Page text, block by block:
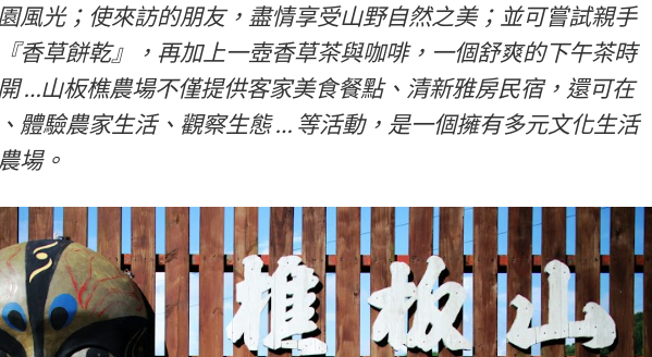
風光；使來訪的朋友，盡情享受山野自然之美；並可嘗試親手
香草餅乾』，再加上一壺香草茶與咖啡，一個舒爽的下午茶時
…山板樵農場不僅提供客家美食餐點、清新雅房民宿，還可在
體驗農家生活、觀察生態 … 等活動，是一個擁有多元文化生活
場。